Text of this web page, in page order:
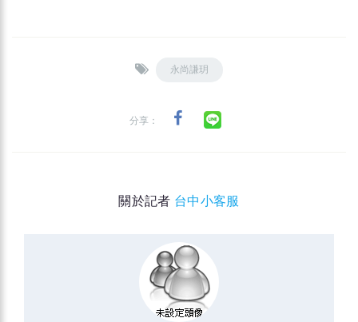
永尚謙玥
分享：
關於記者 台中小客服